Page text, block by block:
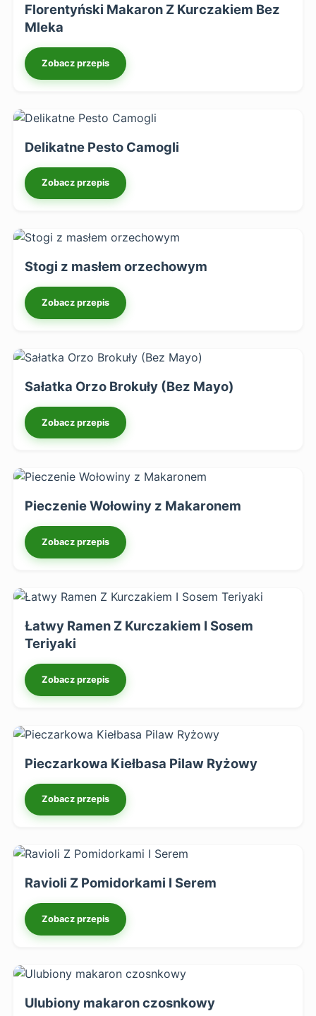
Florentyński Makaron Z Kurczakiem Bez
Mleka
Zobacz przepis
Delikatne Pesto Camogli
Zobacz przepis
Stogi z masłem orzechowym
Zobacz przepis
Sałatka Orzo Brokuły (Bez Mayo)
Zobacz przepis
Pieczenie Wołowiny z Makaronem
Zobacz przepis
Łatwy Ramen Z Kurczakiem I Sosem
Teriyaki
Zobacz przepis
Pieczarkowa Kiełbasa Pilaw Ryżowy
Zobacz przepis
Ravioli Z Pomidorkami I Serem
Zobacz przepis
Ulubiony makaron czosnkowy